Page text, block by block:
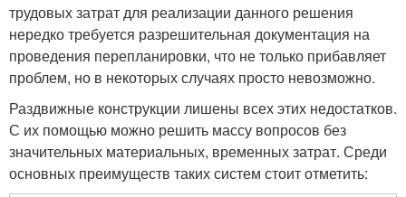
трудовых затрат для реализации данного решения
нередко требуется разрешительная документация на
проведения перепланировки, что не только прибавляет
проблем, но в некоторых случаях просто невозможно.
Раздвижные конструкции лишены всех этих недостатков.
С их помощью можно решить массу вопросов без
значительных материальных, временных затрат. Среди
основных преимуществ таких систем стоит отметить: